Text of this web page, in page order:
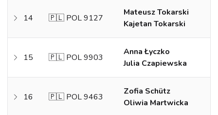
14 🇵🇱 POL 9127
Mateusz Tokarski
Kajetan Tokarski
15 🇵🇱 POL 9903
Anna Łyczko
Julia Czapiewska
16 🇵🇱 POL 9463
Zofia Schütz
Oliwia Martwicka